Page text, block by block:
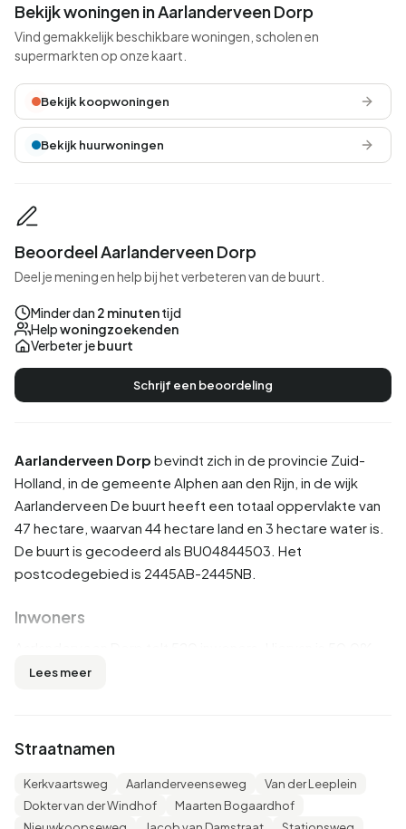
Aarlanderveen Dorp bevindt zich in de provincie Zuid-
Holland , in de gemeente Alphen aan den Rijn , in de wijk
Aarlanderveen De buurt heeft een totaal oppervlakte van
47 hectare, waarvan 44 hectare land en 3 hectare water is.
De buurt is gecodeerd als BU04844503. Het
postcodegebied is 2445AB-2445NB.
Inwoners
man en 50,0% vrouw. De meeste inwoners zijn 25 tot 45
is ongehuwd, 44,2% is gehuwd, 5,8% is gescheiden en
4,8% is verweduwd. 465 inwoners komen uit Nederland,
30 komen uit Europa en 30 komen uit landen buiten
Lees meer
Straatnamen
Kerkvaartsweg Aarlanderveenseweg
Van der Leeplein
Dokter van der Windhof
Maarten Bogaardhof
Bekijk woningen in Aarlanderveen Dorp
Vind gemakkelijk beschikbare woningen, scholen en
supermarkten op onze kaart.
Bekijk koopwoningen
Bekijk huurwoningen
Beoordeel Aarlanderveen Dorp
Deel je mening en help bij het verbeteren van de buurt.
Minder dan 2 minutentijd
Helpwoningzoekenden
Verbeter jebuurt
Schrijf een beoordeling